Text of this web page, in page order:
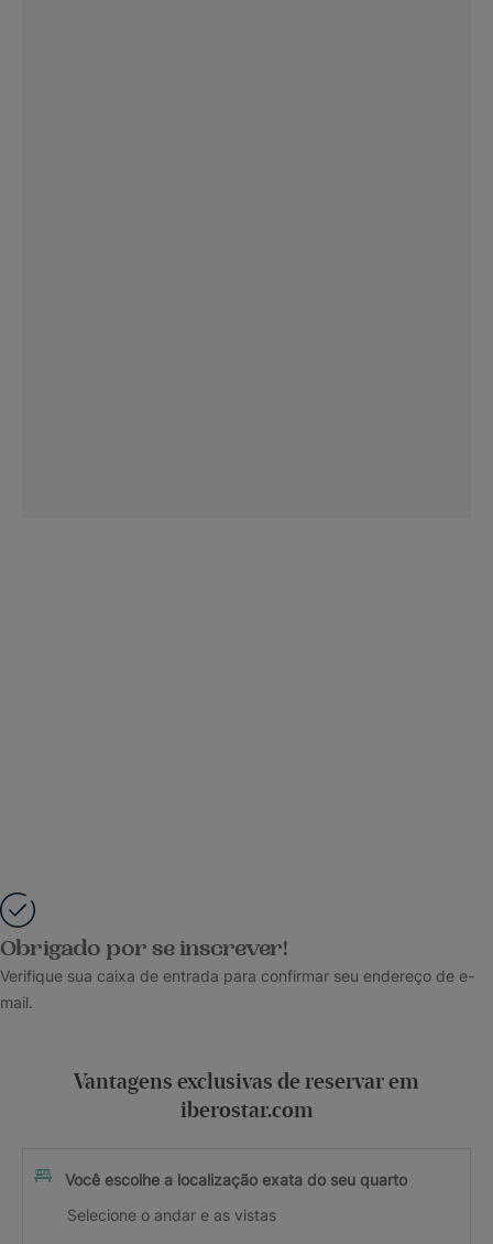
Obrigado por se inscrever!
Verifique sua caixa de entrada para confirmar seu endereço de e-
mail.
Vantagens exclusivas de reservar em
iberostar.com
Você escolhe a localização exata do seu quarto
Selecione o andar e as vistas